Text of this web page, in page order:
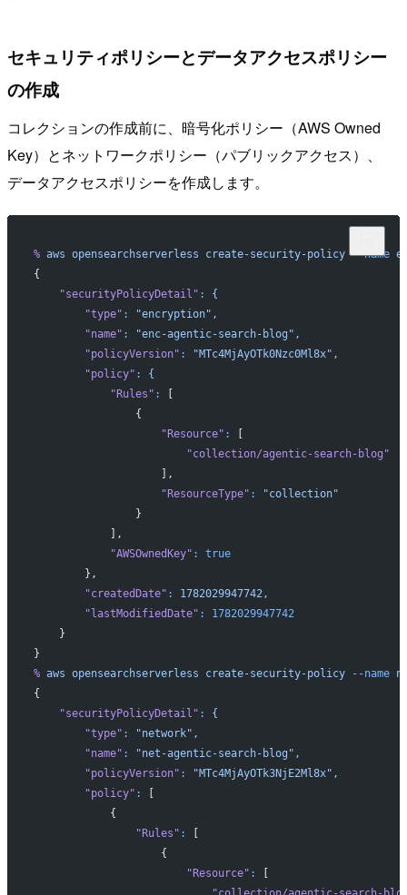
セキュリティポリシーとデータアクセスポリシー
の作成
コレクションの作成前に、暗号化ポリシー（AWS Owned
Key）とネットワークポリシー（パブリックアクセス）、
データアクセスポリシーを作成します。
% aws opensearchserverless create-security-policy --name
{
    "securityPolicyDetail"
:
{
        "type"
:
"encryption",
        "name"
:
"enc-agentic-search-blog",
        "policyVersion"
:
"MTc4MjAyOTk0Nzc0Ml8x",
        "policy"
:
{
            "Rules"
:
[
                {
                    "Resource"
:
[
                        "collection/agentic-search-blog"
                    ],
                    "ResourceType"
:
"collection"
                }
            ],
            "AWSOwnedKey"
:
true
        },
        "createdDate"
:
1782029947742,
        "lastModifiedDate"
:
1782029947742
    }
}
% aws opensearchserverless create-security-policy --name
{
    "securityPolicyDetail"
:
{
        "type"
:
"network",
        "name"
:
"net-agentic-search-blog",
        "policyVersion"
:
"MTc4MjAyOTk3NjE2Ml8x",
        "policy"
:
[
            {
                "Rules"
:
[
                    {
                        "Resource"
:
[